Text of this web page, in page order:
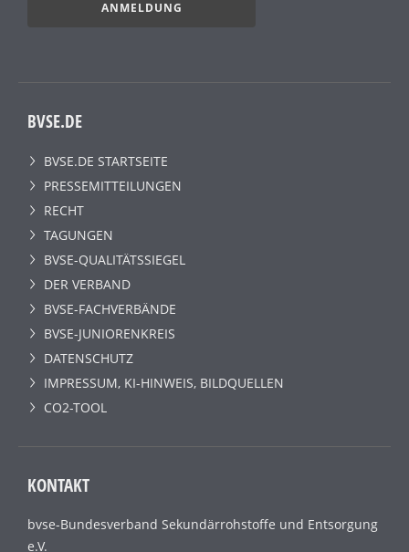
ANMELDUNG
BVSE.DE
BVSE.DE STARTSEITE
PRESSEMITTEILUNGEN
RECHT
TAGUNGEN
BVSE-QUALITÄTSSIEGEL
DER VERBAND
BVSE-FACHVERBÄNDE
BVSE-JUNIORENKREIS
DATENSCHUTZ
IMPRESSUM, KI-HINWEIS, BILDQUELLEN
CO2-TOOL
KONTAKT
bvse-Bundesverband Sekundärrohstoffe und Entsorgung
e.V.